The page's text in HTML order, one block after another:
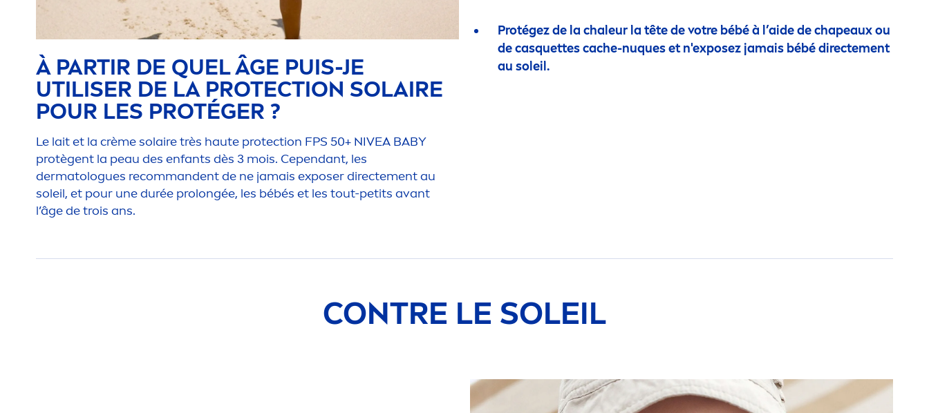
À PARTIR DE QUEL ÂGE PUIS-JE
UTILISER DE LA PROTECTION SOLAIRE
POUR LES PROTÉGER ?
Le lait et la crème solaire très haute protection FPS 50+ NIVEA BABY
protègent la peau des enfants dès 3 mois. Cependant, les
dermatologues recommandent de ne jamais exposer directement au
soleil, et pour une durée prolongée, les bébés et les tout-petits avant
l’âge de trois ans.
Protégez de la chaleur la tête de votre bébé à l’aide de chapeaux ou
de casquettes cache-nuques et n'exposez jamais bébé directement
au soleil.
CONTRE LE SOLEIL